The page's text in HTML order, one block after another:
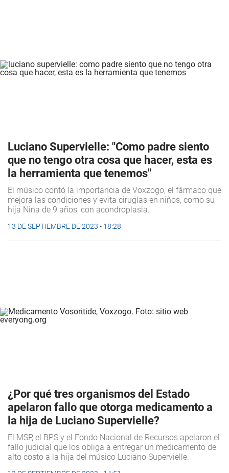
Luciano Supervielle: "Como padre siento
que no tengo otra cosa que hacer, esta es
la herramienta que tenemos"
El músico contó la importancia de Voxzogo, el fármaco que
mejora las condiciones y evita cirugías en niños, como su
hija Nina de 9 años, con acondroplasia.
13 DE SEPTIEMBRE DE 2023 - 18:28
¿Por qué tres organismos del Estado
apelaron fallo que otorga medicamento a
la hija de Luciano Supervielle?
El MSP, el BPS y el Fondo Nacional de Recursos apelaron el
fallo judicial que los obliga a entregar un medicamento de
alto costo a la hija del músico Luciano Supervielle.